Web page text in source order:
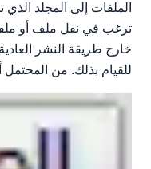
الملفات إلى المجلد الذي
ترغب في نقل ملف أو
للقيام بذلك. من المحتمل